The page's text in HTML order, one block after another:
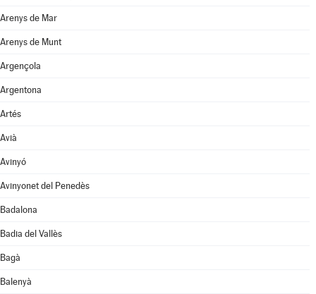
Arenys de Mar
Arenys de Munt
Argençola
Argentona
Artés
Avià
Avinyó
Avinyonet del Penedès
Badalona
Badia del Vallès
Bagà
Balenyà